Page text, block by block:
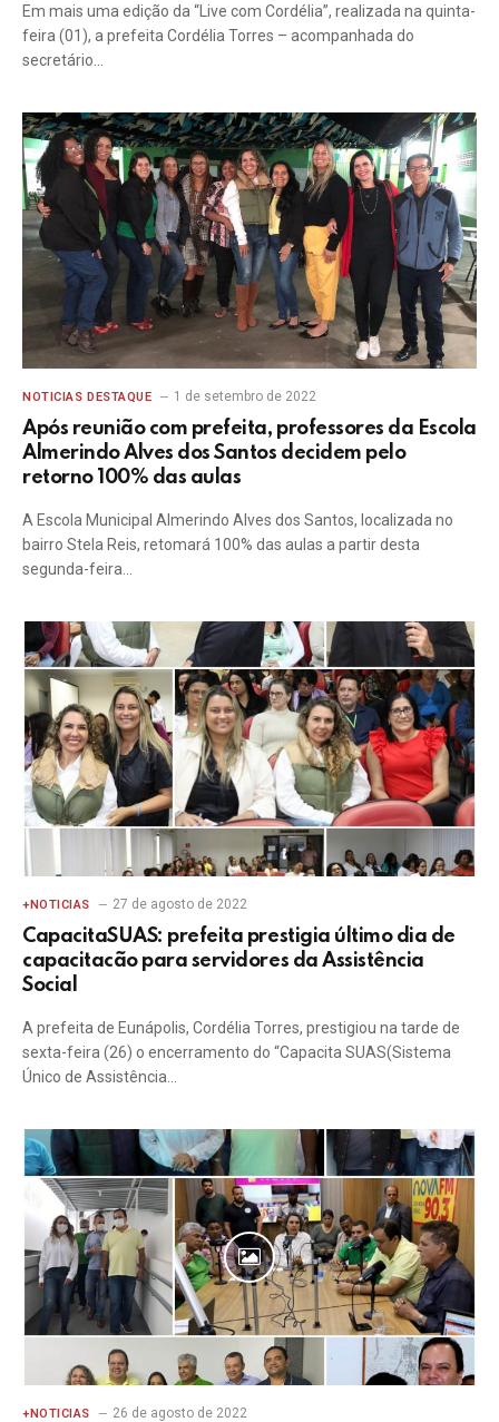
Em mais uma edição da “Live com Cordélia”, realizada na quinta-
feira (01), a prefeita Cordélia Torres – acompanhada do
secretário…
NOTICIAS DESTAQUE 1 de setembro de 2022
Após reunião com prefeita, professores da Escola
Almerindo Alves dos Santos decidem pelo
retorno 100% das aulas
A Escola Municipal Almerindo Alves dos Santos, localizada no
bairro Stela Reis, retomará 100% das aulas a partir desta
segunda-feira…
+NOTICIAS 27 de agosto de 2022
CapacitaSUAS: prefeita prestigia último dia de
capacitacão para servidores da Assistência
Social
A prefeita de Eunápolis, Cordélia Torres, prestigiou na tarde de
sexta-feira (26) o encerramento do “Capacita SUAS(Sistema
Único de Assistência…
+NOTICIAS 26 de agosto de 2022